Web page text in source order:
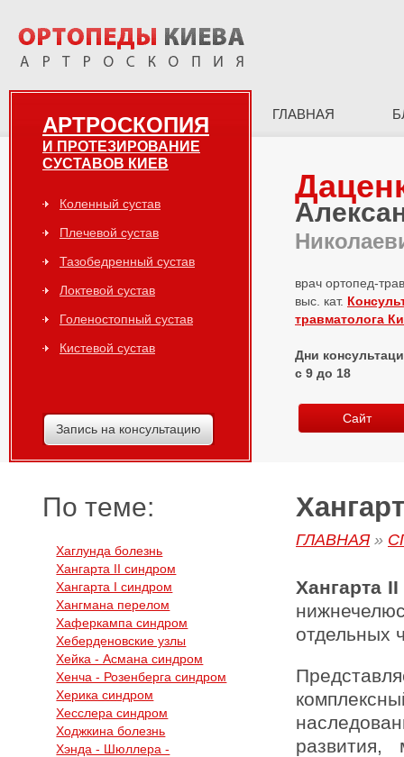
ГЛАВНАЯ
АРТРОСКОПИЯ
И ПРОТЕЗИРОВАНИЕ
СУСТАВОВ КИЕВ
Коленный сустав
Плечевой сустав
Тазобедренный сустав
Локтевой сустав
Голеностопный сустав
Кистевой сустав
Запись на консультацию
врач ортопед-
выс. кат.
травматолога
Дни
с 9 до 18
Сайт
По теме:
Хаглунда болезнь
Хангарта II синдром
Хангарта I синдром
Хангмана перелом
Хаферкампа синдром
Хеберденовские узлы
Хейка - Асмана синдром
Хенча - Розенберга синдром
Херика синдром
Хесслера синдром
Ходжкина болезнь
Хэнда - Шюллера -
ГЛАВНАЯ»
Хангарта II
отдельных
развития,